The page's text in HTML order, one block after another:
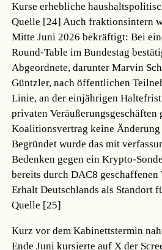
Kurse erhebliche
Quelle [24] Auch fraktionsintern
Mitte Juni 2026 bekräftigt: Bei
Round-Table im Bundestag
Abgeordnete, darunter Marvin
Güntzler, nach öffentlichen
Linie, an der einjährigen
privaten Veräußerungsgeschäften
Koalitionsvertrag keine Änderung
Begründet wurde das mit
Bedenken gegen ein Krypto-
bereits durch DAC8 geschaffenen
Erhalt Deutschlands als Standort
Quelle [25]
Kurz vor dem Kabinettstermin
Ende Juni kursierte auf X der